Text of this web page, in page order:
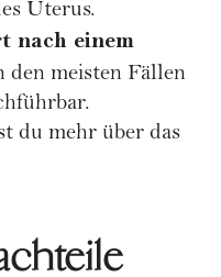
Uterus.
nach einem
den meisten Fällen
du mehr über das